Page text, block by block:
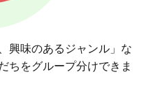
興味のあるジャンル」な
ちをグループ分けできま